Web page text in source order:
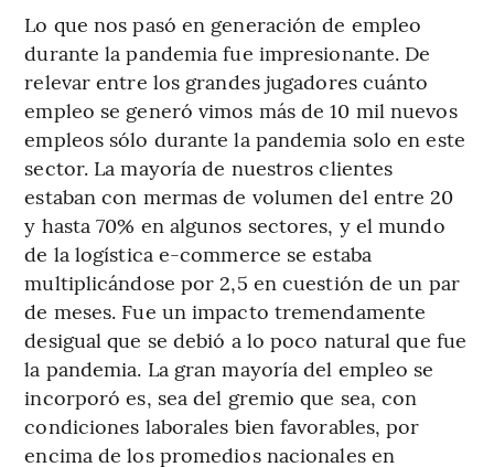
Lo que nos pasó en generación de empleo
durante la pandemia fue impresionante. De
relevar entre los grandes jugadores cuánto
empleo se generó vimos más de 10 mil nuevos
empleos sólo durante la pandemia solo en este
sector. La mayoría de nuestros clientes
estaban con mermas de volumen del entre 20
y hasta 70% en algunos sectores, y el mundo
de la logística e-commerce se estaba
multiplicándose por 2,5 en cuestión de un par
de meses. Fue un impacto tremendamente
desigual que se debió a lo poco natural que fue
la pandemia. La gran mayoría del empleo se
incorporó es, sea del gremio que sea, con
condiciones laborales bien favorables, por
encima de los promedios nacionales en